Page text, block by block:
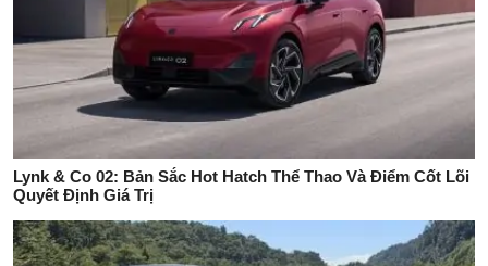
Lynk & Co 02: Bản Sắc Hot Hatch Thể Thao Và Điểm Cốt Lõi
Quyết Định Giá Trị